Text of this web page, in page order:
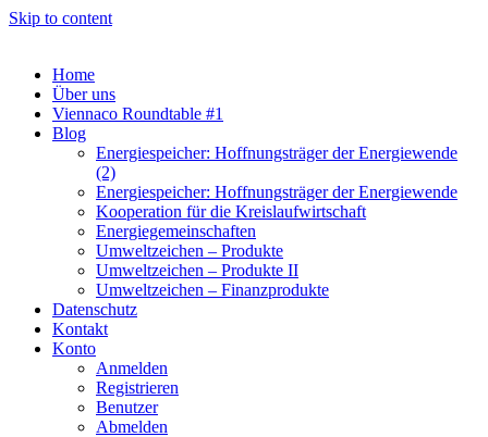
Skip to content
Home
Über uns
Viennaco Roundtable #1
Blog
Energiespeicher: Hoffnungsträger der Energiewende
(2)
Energiespeicher: Hoffnungsträger der Energiewende
Kooperation für die Kreislaufwirtschaft
Energiegemeinschaften
Umweltzeichen – Produkte
Umweltzeichen – Produkte II
Umweltzeichen – Finanzprodukte
Datenschutz
Kontakt
Konto
Anmelden
Registrieren
Benutzer
Abmelden